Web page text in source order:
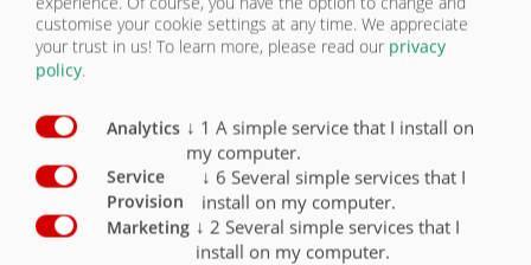
Wał przegubowy szerokokątny z krzywkowym
sprzęgłem włączalnym, 6 zębów
X
(zabezpieczenie przed większymi kawałkami
drewna i kamieniami)
O
Krawędziowe urządzenie rozrzucające po lewej
stronie (tylko w połączeniu ze ścianą tylną
zabezpieczającą mechanizm rozrzucający)
O
customise your cookie settings at any time. We appreciate
your trust in us! To learn more, please read our privacy
policy.
Analytics ↓ 1 A simple service that I install on
my computer.
Service
Provision
↓ 6 Several simple services that I
install on my computer.
Marketing ↓ 2 Several simple services that I
install on my computer.